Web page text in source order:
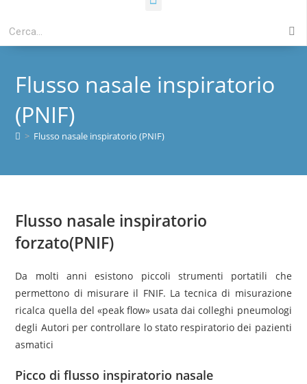
Flusso nasale inspiratorio
(PNIF)
> Flusso nasale inspiratorio (PNIF)
Flusso nasale inspiratorio
forzato(PNIF)
Da molti anni esistono piccoli strumenti portatili che
permettono di misurare il FNIF. La tecnica di misurazione
ricalca quella del «peak flow» usata dai colleghi pneumologi
degli Autori per controllare lo stato respiratorio dei pazienti
asmatici
Picco di flusso inspiratorio nasale